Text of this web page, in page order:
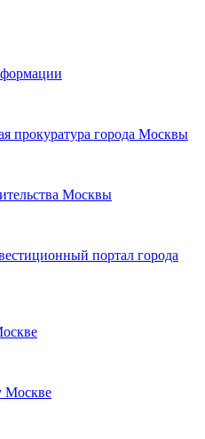
прокуратура города Москвы
Москвы
портал города
Москве